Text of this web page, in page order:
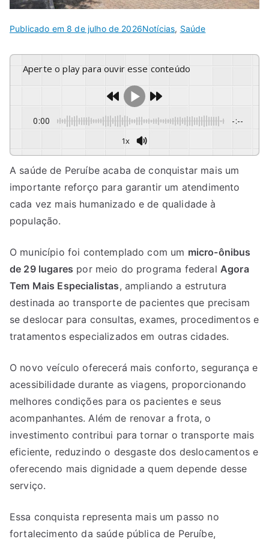
Publicado em8 de julho de 2026Notícias, Saúde
Aperte o play para ouvir esse conteúdo
0:00 -:--
1x
A saúde de Peruíbe acaba de conquistar mais um
importante reforço para garantir um atendimento
cada vez mais humanizado e de qualidade à
população.
O município foi contemplado com um micro-ônibus
de 29 lugares por meio do programa federal Agora
Tem Mais Especialistas, ampliando a estrutura
destinada ao transporte de pacientes que precisam
se deslocar para consultas, exames, procedimentos e
tratamentos especializados em outras cidades.
O novo veículo oferecerá mais conforto, segurança e
acessibilidade durante as viagens, proporcionando
melhores condições para os pacientes e seus
acompanhantes. Além de renovar a frota, o
investimento contribui para tornar o transporte mais
eficiente, reduzindo o desgaste dos deslocamentos e
oferecendo mais dignidade a quem depende desse
serviço.
Essa conquista representa mais um passo no
fortalecimento da saúde pública de Peruíbe,